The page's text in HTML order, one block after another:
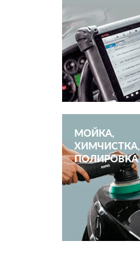
МОЙКА,
ХИМЧИСТКА,
ПОЛИРОВКА